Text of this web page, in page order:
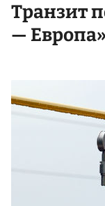
Транзит
—